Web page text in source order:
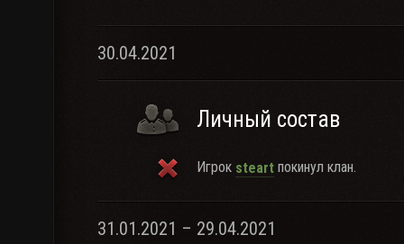
30.04.2021
Личный состав
Игрок steart покинул клан.
31.01.2021 – 29.04.2021